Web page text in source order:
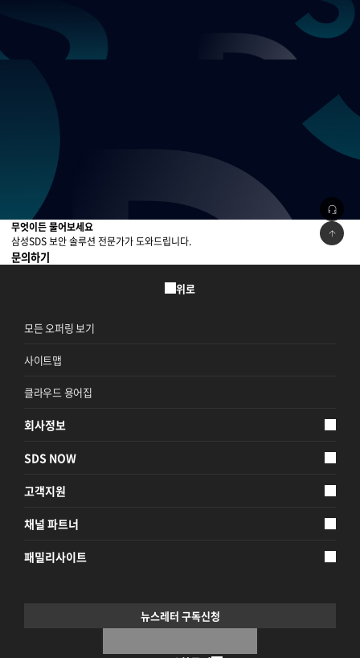
무엇이든 물어보세요
삼성SDS 보안 솔루션 전문가가 도와드립니다.
문의하기
위로
모든 오퍼링 보기
사이트맵
클라우드 용어집
회사정보
SDS NOW
고객지원
채널 파트너
패밀리사이트
뉴스레터 구독신청